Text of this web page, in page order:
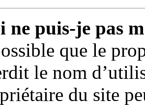
ne puis-je pas
que le
le nom
du site